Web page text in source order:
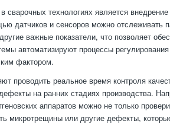
технологиях является
датчиков и сенсоров можно отслеживать
важные показатели, что позволяет
автоматизируют процессы
фактором.
проводить реальное время контроля
на ранних стадиях производства.
аппаратов можно не только
микротрещины или другие дефекты,